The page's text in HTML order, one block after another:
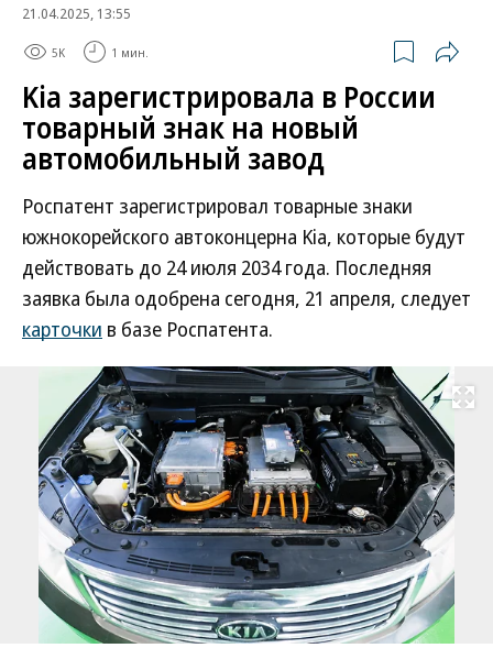
21.04.2025, 13:55
5K 1 мин.
Kia зарегистрировала в России
товарный знак на новый
автомобильный завод
Роспатент зарегистрировал товарные знаки
южнокорейского автоконцерна Kia, которые будут
действовать до 24 июля 2034 года. Последняя
заявка была одобрена сегодня, 21 апреля, следует
карточки в базе Роспатента.
Развернуть